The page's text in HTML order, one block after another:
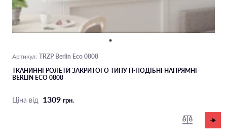
Артикул: TRZP Berlin Eco 0808
ТКАНИННІ РОЛЕТИ ЗАКРИТОГО ТИПУ П-ПОДIБНІ НАПРЯМНІ
BERLIN ECO 0808
Ціна від 1309 грн.